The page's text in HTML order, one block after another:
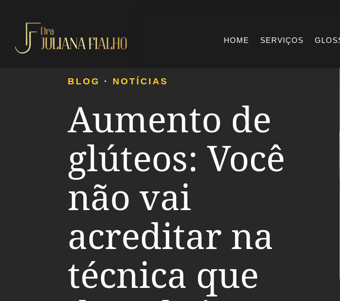
HOME SERVIÇOS
BLOG · NOTÍCIAS
Aumento de
glúteos: Você
não vai
acreditar na
técnica que